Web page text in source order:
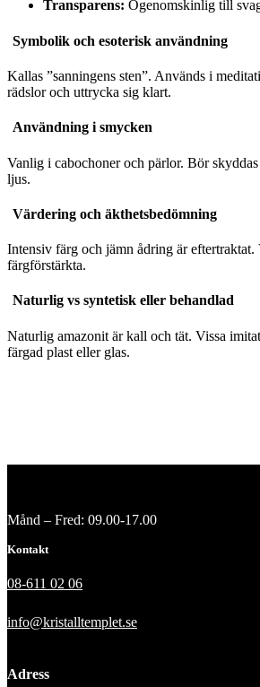
Transparens: Ogenomskinlig till
Symbolik och esoterisk användning
Kallas ”sanningens sten”. Används i
rädslor och uttrycka sig klart.
Användning i smycken
Vanlig i cabochoner och pärlor. Bör
ljus.
Värdering och äkthetsbedömning
Intensiv färg och jämn ådring är eftertraktat.
färgförstärkta.
Naturlig vs syntetisk eller behandlad
Naturlig amazonit är kall och tät. Vissa
färgad plast eller glas.
Månd – Fred: 09.00-17.00
Kontakt
08-611 02 06
info@kristalltemplet.se
Adress